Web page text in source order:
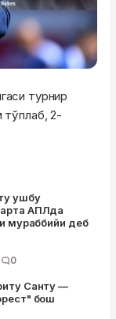
турнир
тўплаб, 2-
ушбу
АПЛда
мураббийи деб
0
Санту —
бош